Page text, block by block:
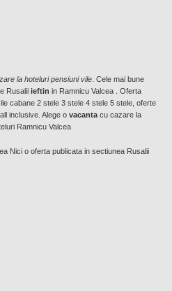
la hoteluri pensiuni vile . Cele mai bune
Rusalii ieftin in Ramnicu Valcea . Oferta
cabane 2 stele 3 stele 4 stele 5 stele, oferte
inclusive. Alege o vacanta cu cazare la
Ramnicu Valcea
Nici o oferta publicata in sectiunea Rusalii